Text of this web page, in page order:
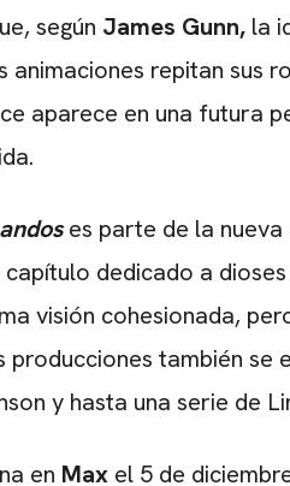
según James Gunn, la
animaciones repitan sus
aparece en una futura
es parte de la
dedicado a
visión cohesionada,
producciones también
y hasta una serie de
en Max el 5 de